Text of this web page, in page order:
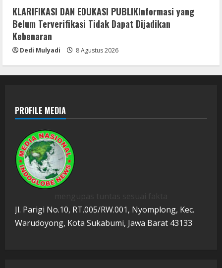
KLARIFIKASI DAN EDUKASI PUBLIKInformasi yang
Belum Terverifikasi Tidak Dapat Dijadikan
Kebenaran
Dedi Mulyadi 8 Agustus 2026
PROFILE MEDIA
Jl. Parigi No.10, RT.005/RW.001, Nyomplong, Kec.
Warudoyong, Kota Sukabumi, Jawa Barat 43133